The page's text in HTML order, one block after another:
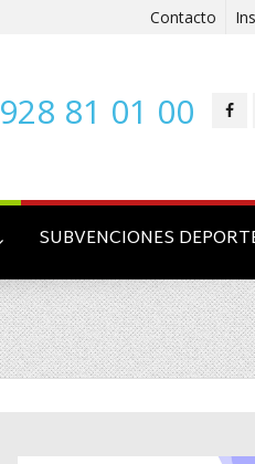
Contacto
928 81 01 00
SUBVENCIONES